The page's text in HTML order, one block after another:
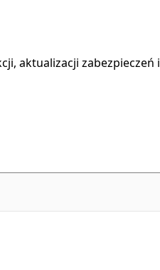
aktualizacji zabezpieczeń i